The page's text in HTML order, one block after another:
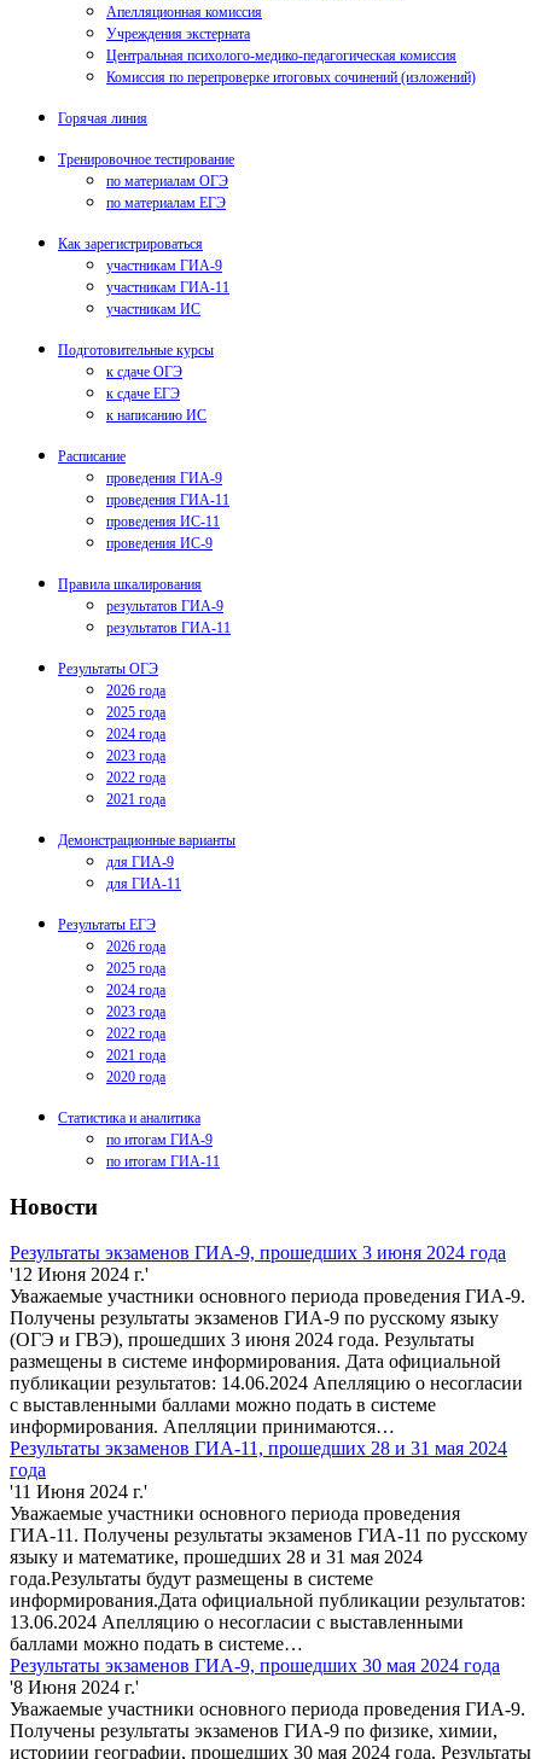
Апелляционная комиссия
Учреждения экстерната
Центральная психолого-медико-педагогическая комиссия
Комиссия по перепроверке итоговых сочинений (изложений)
Горячая линия
Тренировочное тестирование
по материалам ОГЭ
по материалам ЕГЭ
Как зарегистрироваться
участникам ГИА-9
участникам ГИА-11
участникам ИС
Подготовительные курсы
к сдаче ОГЭ
к сдаче ЕГЭ
к написанию ИС
Расписание
проведения ГИА-9
проведения ГИА-11
проведения ИС-11
проведения ИС-9
Правила шкалирования
результатов ГИА-9
результатов ГИА-11
Результаты ОГЭ
2026 года
2025 года
2024 года
2023 года
2022 года
2021 года
Демонстрационные варианты
для ГИА-9
для ГИА-11
Результаты ЕГЭ
2026 года
2025 года
2024 года
2023 года
2022 года
2021 года
2020 года
Статистика и аналитика
по итогам ГИА-9
по итогам ГИА-11
Новости
Результаты экзаменов ГИА-9, прошедших 3 июня 2024 года
'12 Июня 2024 г.'
Уважаемые участники основного периода проведения ГИА-9.
Получены результаты экзаменов ГИА-9 по русскому языку
(ОГЭ и ГВЭ), прошедших 3 июня 2024 года. Результаты
размещены в системе информирования. Дата официальной
публикации результатов: 14.06.2024 Апелляцию о несогласии
с выставленными баллами можно подать в системе
информирования. Апелляции принимаются…
Результаты экзаменов ГИА-11, прошедших 28 и 31 мая 2024
года
'11 Июня 2024 г.'
Уважаемые участники основного периода проведения
ГИА-11. Получены результаты экзаменов ГИА-11 по русскому
языку и математике, прошедших 28 и 31 мая 2024
года.Результаты будут размещены в системе
информирования.Дата официальной публикации результатов:
13.06.2024 Апелляцию о несогласии с выставленными
баллами можно подать в системе…
Результаты экзаменов ГИА-9, прошедших 30 мая 2024 года
'8 Июня 2024 г.'
Уважаемые участники основного периода проведения ГИА-9.
Получены результаты экзаменов ГИА-9 по физике, химии,
историии географии, прошедших 30 мая 2024 года. Результаты